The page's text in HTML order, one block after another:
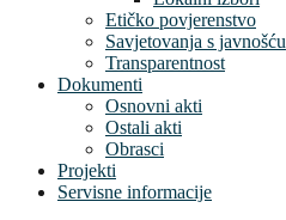
Etičko povjerenstvo
Savjetovanja s javnošću
Transparentnost
Dokumenti
Osnovni akti
Ostali akti
Obrasci
Projekti
Servisne informacije